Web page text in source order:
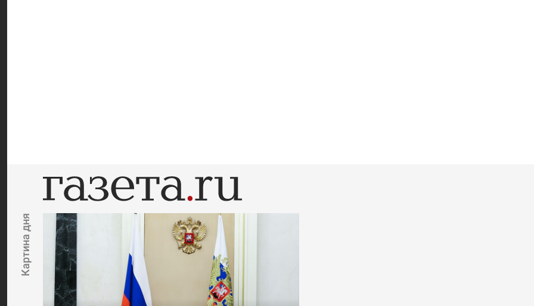
Картина дня